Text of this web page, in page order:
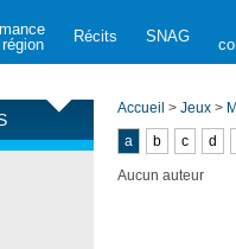
Récits SNAG
Accueil > Jeux >
a
b c d
Aucun auteur